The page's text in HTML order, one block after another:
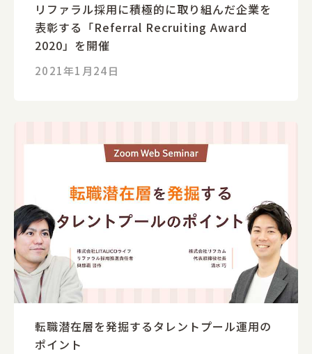
リファラル採用に積極的に取り組んだ企業を
表彰する「Referral Recruiting Award
2020」を開催
2021年1月24日
転職潜在層を発掘するタレントプール運用の
ポイント